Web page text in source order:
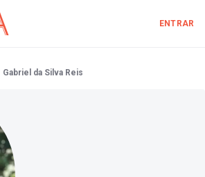
ENTRAR
Gabriel da Silva Reis